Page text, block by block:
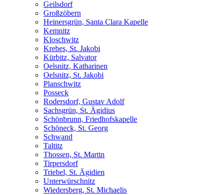
Geilsdorf
Großzöbern
Heinersgrün, Santa Clara Kapelle
Kemnitz
Kloschwitz
Krebes, St. Jakobi
Kürbitz, Salvator
Oelsnitz, Katharinen
Oelsnitz, St. Jakobi
Planschwitz
Posseck
Rodersdorf, Gustav Adolf
Sachsgrün, St. Ägidius
Schönbrunn, Friedhofskapelle
Schöneck, St. Georg
Schwand
Taltitz
Thossen, St. Martin
Tirpersdorf
Triebel, St. Ägidien
Unterwürschnitz
Wiedersberg, St. Michaelis